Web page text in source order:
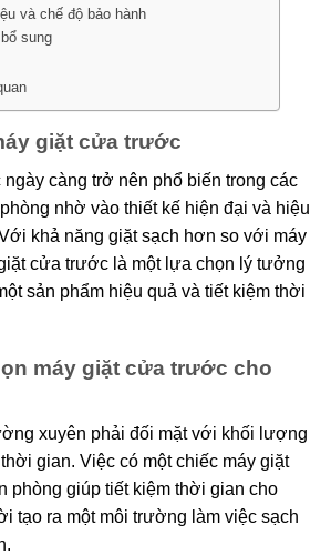
và chế độ bảo hành
sung
giặt cửa trước
càng trở nên phổ biến trong các
nhờ vào thiết kế hiện đại và hiệu
khả năng giặt sạch hơn so với máy
cửa trước là một lựa chọn lý tưởng
sản phẩm hiệu quả và tiết kiệm thời
máy giặt cửa trước cho
xuyên phải đối mặt với khối lượng
gian. Việc có một chiếc máy giặt
phòng giúp tiết kiệm thời gian cho
tạo ra một môi trường làm việc sạch